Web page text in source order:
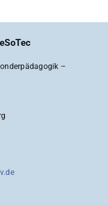
–